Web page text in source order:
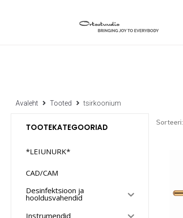
Avaleht Tooted tsirkoonium
TOOTEKATEGOORIAD
*LEIUNURK*
CAD/CAM
Desinfektsioon ja
hooldusvahendid
Instrumendid
Sorteeri: